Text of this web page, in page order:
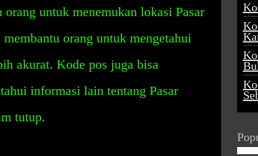
untuk menemukan lokasi Pasar
orang untuk mengetahui
akurat. Kode pos juga bisa
informasi lain tentang Pasar
tutup.